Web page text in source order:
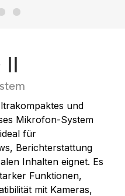
II
und
Mikrofon-System
für
Berichterstattung
Inhalten eignet. Es
Funktionen,
mit Kameras,